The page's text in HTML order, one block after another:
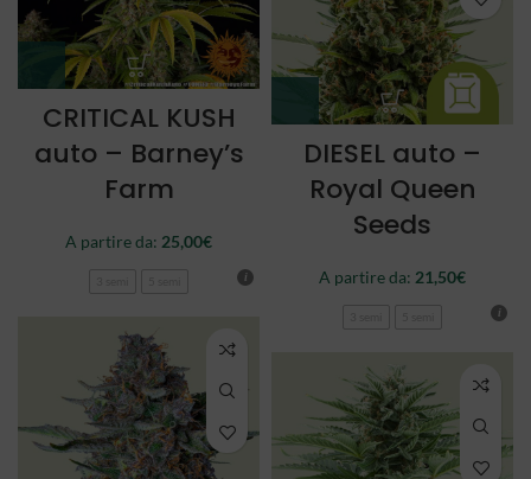
CRITICAL KUSH
auto – Barney’s
Farm
A partire da: 25,00€
DIESEL auto –
Royal Queen
Seeds
A partire da: 21,50€